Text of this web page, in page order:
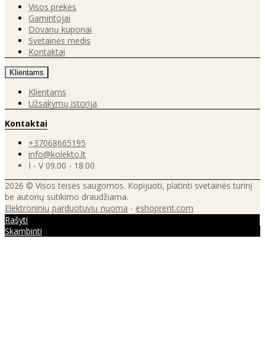
Visos prekės
Gamintojai
Dovanų kuponai
Svetainės medis
Kontaktai
Klientams
Klientams
Užsakymų istorija
Kontaktai
+37068665195
info@kolekto.lt
I - V 09.00 - 18.00
2026 © Visos teisės saugomos. Kopijuoti, platinti svetainės turinį
be autorių sutikimo draudžiama.
Elektroninių parduotuvių nuoma - eshoprent.com
Rašyti
Skambinti